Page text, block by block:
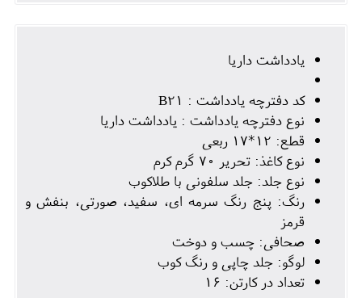
یادداشت داریا
کد دفترچه یادداشت : B21
نوع دفترچه یادداشت : یادداشت داریا
قطع: 12*17 ربعی
نوع کاغذ: تحریر 70 گرم کرم
نوع جلد: جلد سلفونی با طلاکوب
رنگ: پنج رنگ سرمه ای، سفید، صورتی، بنفش و
قرمز
صحافی: چسب و دوخت
لوگو: جلد چاپی و رنگ کوب
تعداد در کارتن: 16